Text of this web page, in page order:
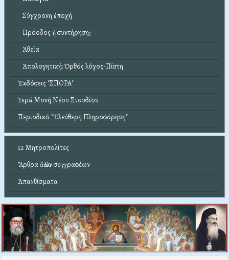
Σύγχρονη ἐποχή
Πρόοδος ἤ συντήρηση;
Ἀθεΐα
Ἀπολογητική: Ὀρθός λόγος-Πίστη
Ἐκδόσεις "ΣΠΟΡΑ"
Ἱερά Μονή Νέου Στουδίου
Περιοδικό "Ἐλεύθερη Πληροφόρηση"
12 Μητροπολίτες
Ἄρθρα ἄλλων συγγραφέων
Ἀπανθίσματα